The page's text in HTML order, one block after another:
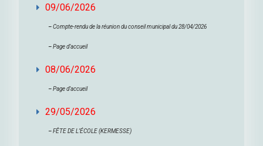
09/06/2026
–Compte-rendu de la réunion du conseil municipal du 28/04/2026
–Page d’accueil
08/06/2026
–Page d’accueil
29/05/2026
–FÊTE DE L’ÉCOLE (KERMESSE)